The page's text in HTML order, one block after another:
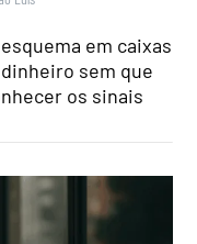
em caixas
sem que
os sinais